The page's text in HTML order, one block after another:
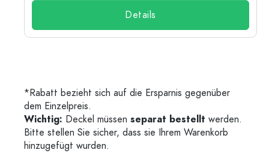
Details
*Rabatt bezieht sich auf die Ersparnis gegenüber
dem Einzelpreis.
Wichtig: Deckel müssen separat bestellt werden.
Bitte stellen Sie sicher, dass sie Ihrem Warenkorb
hinzugefügt wurden.